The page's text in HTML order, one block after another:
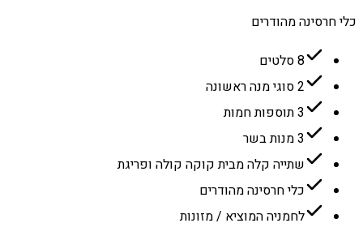
כלי חרסינה מהודרים
8 סלטים
2 סוגי מנה ראשונה
3 תוספות חמות
3 מנות בשר
שתייה קלה מבית קוקה קולה ופריגת
כלי חרסינה מהודרים
לחמניה המוציא / מזונות